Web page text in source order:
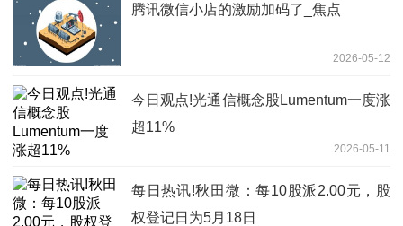
腾讯微信小店的激励加码了_焦点
2026-05-12
今日观点!光通信概念股Lumentum一度涨
超11%
2026-05-11
每日热讯!秋田微：每10股派2.00元，股
权登记日为5月18日